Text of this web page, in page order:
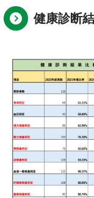
健康診断